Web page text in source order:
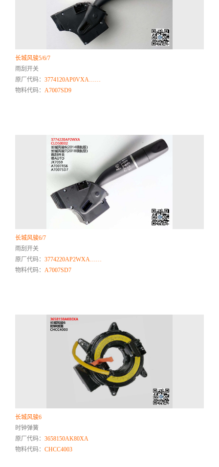
长城风骏5/6/7
雨刮开关
原厂代码：3774120AP0VXA……
物料代码： A7007SD9
长城风骏6/7
雨刮开关
原厂代码：3774220AP2WXA……
物料代码： A7007SD7
长城风骏6
时钟弹簧
原厂代码：3658150AK80XA
物料代码：CHCC4003